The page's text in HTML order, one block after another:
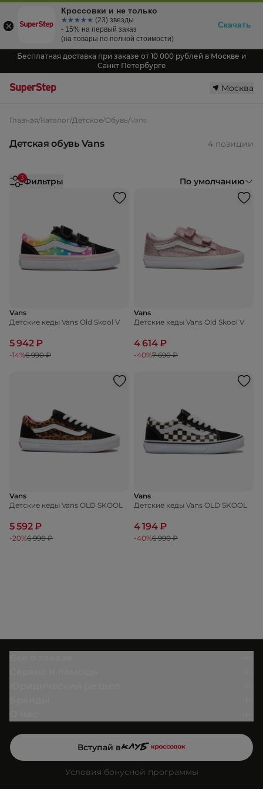
Бесплатная доставка при заказе от 10 000 рублей в Москве и
Санкт Петербурге
Москва
Главная/Каталог/Детское/Обувь/Vans
Детская обувь Vans 4 позиции
3Фильтры По умолчанию
Vans
Детские кеды Vans Old Skool V
5 942 ₽
-14%6 990 ₽
Vans
Детские кеды Vans Old Skool V
4 614 ₽
-40%7 690 ₽
Vans
Детские кеды Vans OLD SKOOL
5 592 ₽
-20%6 990 ₽
Vans
Детские кеды Vans OLD SKOOL
4 194 ₽
-40%6 990 ₽
Вступай в
Условия бонусной программы
Кроссовки и не только
☆☆☆☆☆
★★★★★ (23) звезды
- 15% на первый заказ
(на товары по полной стоимости)
Скачать